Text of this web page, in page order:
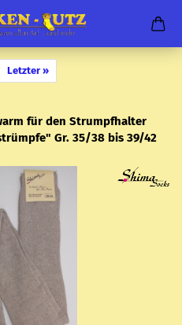
Letzter »
für den Strumpf­hal­ter
Gr. 35/38 bis 39/42